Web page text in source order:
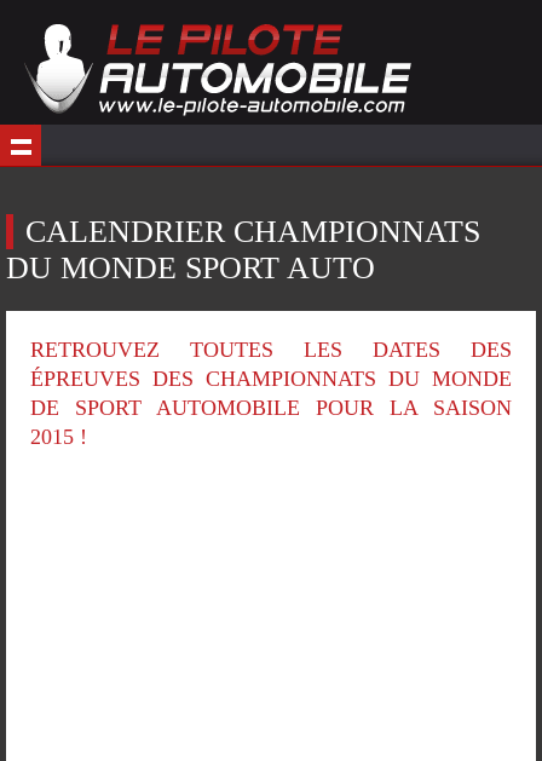
CALENDRIER CHAMPIONNATS
DU MONDE SPORT AUTO
RETROUVEZ TOUTES LES DATES DES
ÉPREUVES DES CHAMPIONNATS DU MONDE
DE SPORT AUTOMOBILE POUR LA SAISON
2015 !